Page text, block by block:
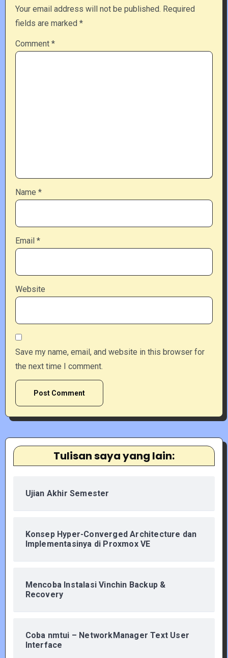
Your email address will not be published. Required
fields are marked *
Comment *
Name *
Email *
Website
Save my name, email, and website in this browser for
the next time I comment.
Tulisan saya yang lain:
Ujian Akhir Semester
Konsep Hyper-Converged Architecture dan
Implementasinya di Proxmox VE
Mencoba Instalasi Vinchin Backup &
Recovery
Coba nmtui – NetworkManager Text User
Interface